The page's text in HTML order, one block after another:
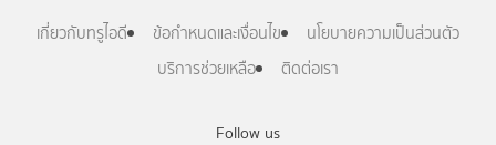
Follow us
เกี่ยวกับทรูไอดี ข้อกำหนดและเงื่อนไข
นโยบายความเป็นส่วนตัว
บริการช่วยเหลือ
ติดต่อเรา